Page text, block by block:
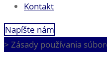
Kontakt
Napíšte nám
> Zásady používania